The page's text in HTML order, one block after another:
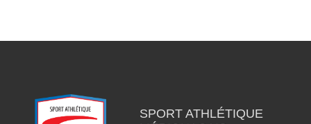
SPORT ATHLÉTIQUE